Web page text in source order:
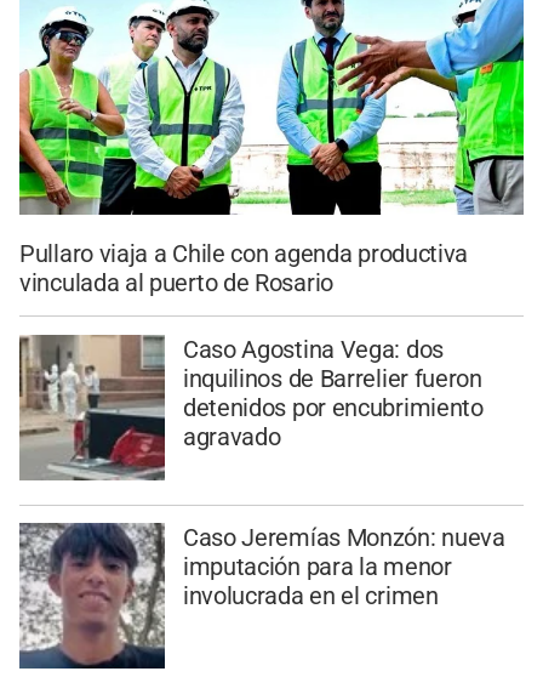
Pullaro viaja a Chile con agenda productiva
vinculada al puerto de Rosario
Caso Agostina Vega: dos
inquilinos de Barrelier fueron
detenidos por encubrimiento
agravado
Caso Jeremías Monzón: nueva
imputación para la menor
involucrada en el crimen